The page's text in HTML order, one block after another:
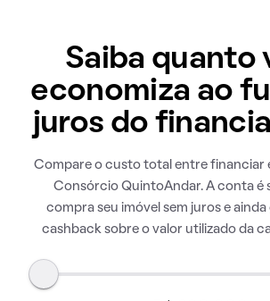
Saiba quanto
economiza ao
juros do
Compare o custo total entre financiar
Consórcio QuintoAndar. A conta é
compra seu imóvel sem juros e ainda
cashback sobre o valor utilizado da